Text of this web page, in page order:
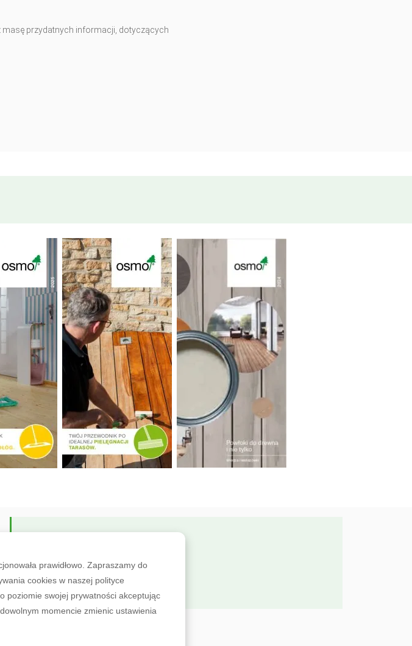
masę przydatnych informacji, dotyczących
ZOBACZ OFERTĘ
prawidłowo. Zapraszamy do
cookies w naszej polityce
poziomie swojej prywatności akceptując
momencie zmienic ustawienia